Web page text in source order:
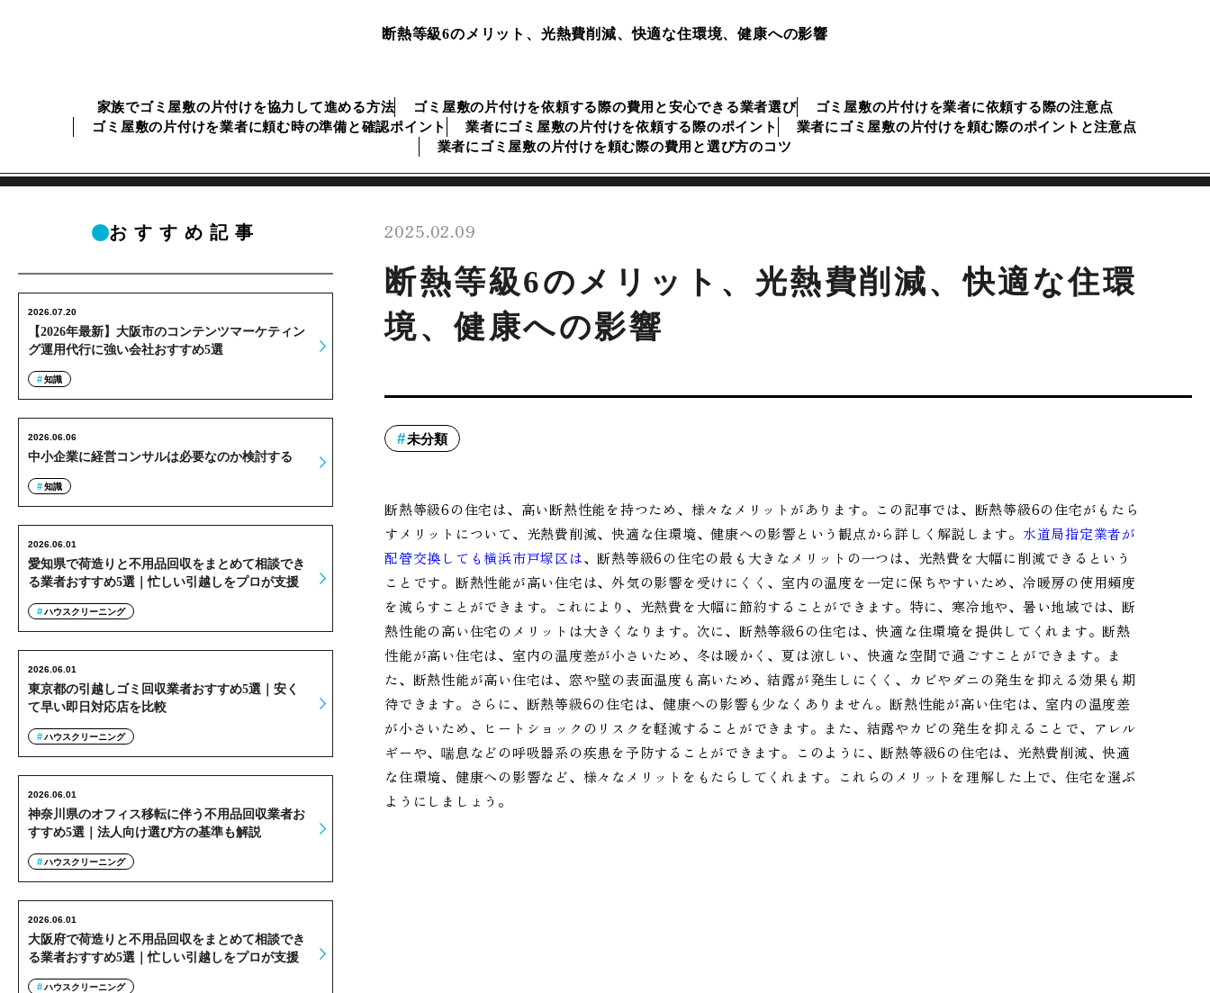
断熱等級6のメリット、光熱費削減、快適な住環境、健康への影響
家族でゴミ屋敷の片付けを協力して進める方法 ゴミ屋敷の片付けを依頼する際の費用と安心できる業者選び
ゴミ屋敷の片付けを業者に依頼する際の注意点
ゴミ屋敷の片付けを業者に頼む時の準備と確認ポイント
業者にゴミ屋敷の片付けを依頼する際のポイント
業者にゴミ屋敷の片付けを頼む際のポイントと注意点
業者にゴミ屋敷の片付けを頼む際の費用と選び方のコツ
2025.02.09
断熱等級6のメリット、光熱費削減、快適な住環
境、健康への影響
未分類
断熱等級6の住宅は、高い断熱性能を持つため、様々なメリットがあります。この記事では、断熱等級6の住宅がもたら
すメリットについて、光熱費削減、快適な住環境、健康への影響という観点から詳しく解説します。 水道局指定業者が
配管交換しても横浜市戸塚区は、断熱等級6の住宅の最も大きなメリットの一つは、光熱費を大幅に削減できるという
ことです。断熱性能が高い住宅は、外気の影響を受けにくく、室内の温度を一定に保ちやすいため、冷暖房の使用頻度
を減らすことができます。これにより、光熱費を大幅に節約することができます。特に、寒冷地や、暑い地域では、断
熱性能の高い住宅のメリットは大きくなります。次に、断熱等級6の住宅は、快適な住環境を提供してくれます。断熱
性能が高い住宅は、室内の温度差が小さいため、冬は暖かく、夏は涼しい、快適な空間で過ごすことができます。ま
た、断熱性能が高い住宅は、窓や壁の表面温度も高いため、結露が発生しにくく、カビやダニの発生を抑える効果も期
待できます。さらに、断熱等級6の住宅は、健康への影響も少なくありません。断熱性能が高い住宅は、室内の温度差
が小さいため、ヒートショックのリスクを軽減することができます。また、結露やカビの発生を抑えることで、アレル
ギーや、喘息などの呼吸器系の疾患を予防することができます。このように、断熱等級6の住宅は、光熱費削減、快適
な住環境、健康への影響など、様々なメリットをもたらしてくれます。これらのメリットを理解した上で、住宅を選ぶ
ようにしましょう。
おすすめ記事
【2026年最新】大阪市のコンテンツマーケティン
グ運用代行に強い会社おすすめ5選
2026.07.20
知識
中小企業に経営コンサルは必要なのか検討する
2026.06.06
知識
愛知県で荷造りと不用品回収をまとめて相談でき
る業者おすすめ5選｜忙しい引越しをプロが支援
2026.06.01
ハウスクリーニング
東京都の引越しゴミ回収業者おすすめ5選｜安く
て早い即日対応店を比較
2026.06.01
ハウスクリーニング
神奈川県のオフィス移転に伴う不用品回収業者お
すすめ5選｜法人向け選び方の基準も解説
2026.06.01
ハウスクリーニング
大阪府で荷造りと不用品回収をまとめて相談でき
る業者おすすめ5選｜忙しい引越しをプロが支援
2026.06.01
ハウスクリーニング